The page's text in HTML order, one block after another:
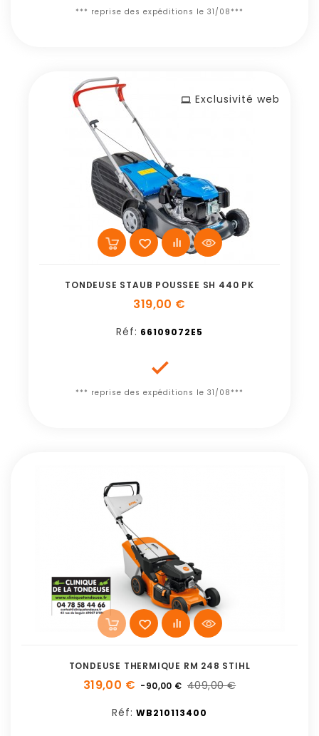
*** reprise des expéditions le 31/08***
Exclusivité web
TONDEUSE STAUB POUSSEE SH 440 PK
319,00 €
Réf: 66109072E5

*** reprise des expéditions le 31/08***
TONDEUSE THERMIQUE RM 248 STIHL
319,00 € -90,00 € 409,00 €
Réf: WB210113400